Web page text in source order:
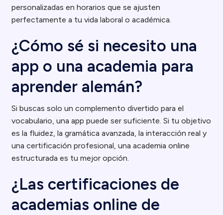
personalizadas en horarios que se ajusten
perfectamente a tu vida laboral o académica.
¿Cómo sé si necesito una
app o una academia para
aprender alemán?
Si buscas solo un complemento divertido para el
vocabulario, una app puede ser suficiente. Si tu objetivo
es la fluidez, la gramática avanzada, la interacción real y
una certificación profesional, una academia online
estructurada es tu mejor opción.
¿Las certificaciones de
academias online de